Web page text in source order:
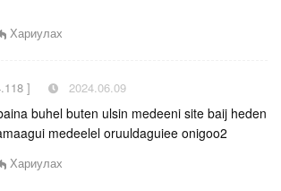
Хариулах
] 2024.06.09
buhel buten ulsin medeeni site baij heden
medeelel oruuldaguiee onigoo2
Хариулах